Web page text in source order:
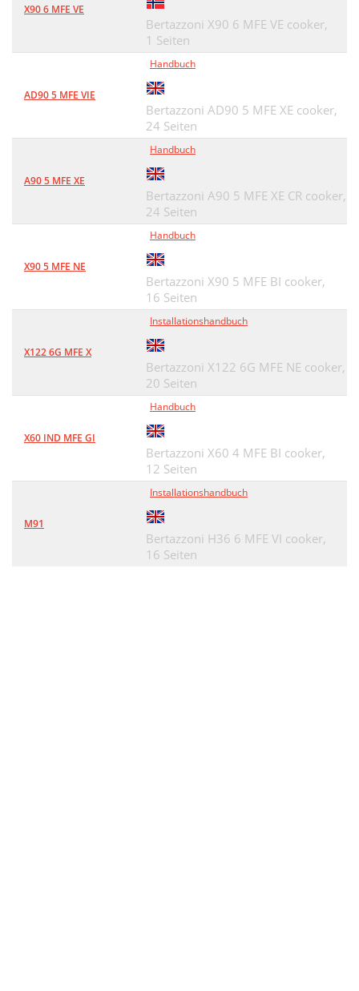
X90 6 MFE VE
Bertazzoni X90 6 MFE VE cooker,
1 Seiten
AD90 5 MFE VIE
Handbuch
Bertazzoni AD90 5 MFE XE cooker,
24 Seiten
A90 5 MFE XE
Handbuch
Bertazzoni A90 5 MFE XE CR cooker,
24 Seiten
X90 5 MFE NE
Handbuch
Bertazzoni X90 5 MFE BI cooker,
16 Seiten
X122 6G MFE X
Installationshandbuch
Bertazzoni X122 6G MFE NE cooker,
20 Seiten
X60 IND MFE GI
Handbuch
Bertazzoni X60 4 MFE BI cooker,
12 Seiten
M91
Installationshandbuch
Bertazzoni H36 6 MFE VI cooker,
16 Seiten